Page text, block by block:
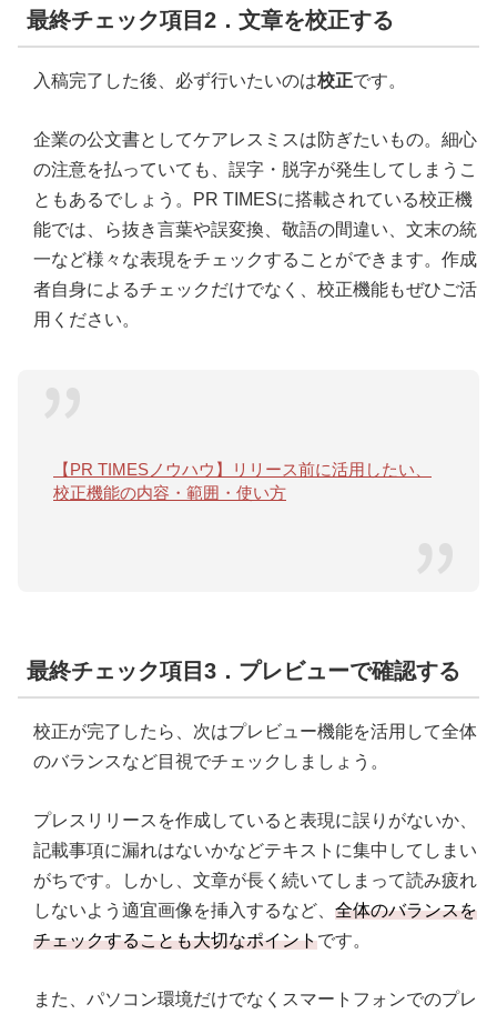
最終チェック項目2．文章を校正する
入稿完了した後、必ず行いたいのは校正です。
企業の公文書としてケアレスミスは防ぎたいもの。細心
の注意を払っていても、誤字・脱字が発生してしまうこ
ともあるでしょう。PR TIMESに搭載されている校正機
能では、ら抜き言葉や誤変換、敬語の間違い、文末の統
一など様々な表現をチェックすることができます。作成
者自身によるチェックだけでなく、校正機能もぜひご活
用ください。
【PR TIMESノウハウ】リリース前に活用したい、
校正機能の内容・範囲・使い方
最終チェック項目3．プレビューで確認する
校正が完了したら、次はプレビュー機能を活用して全体
のバランスなど目視でチェックしましょう。
プレスリリースを作成していると表現に誤りがないか、
記載事項に漏れはないかなどテキストに集中してしまい
がちです。しかし、文章が長く続いてしまって読み疲れ
しないよう適宜画像を挿入するなど、 全体のバランスを
チェックすることも大切なポイントです。
また、パソコン環境だけでなくスマートフォンでのプレ